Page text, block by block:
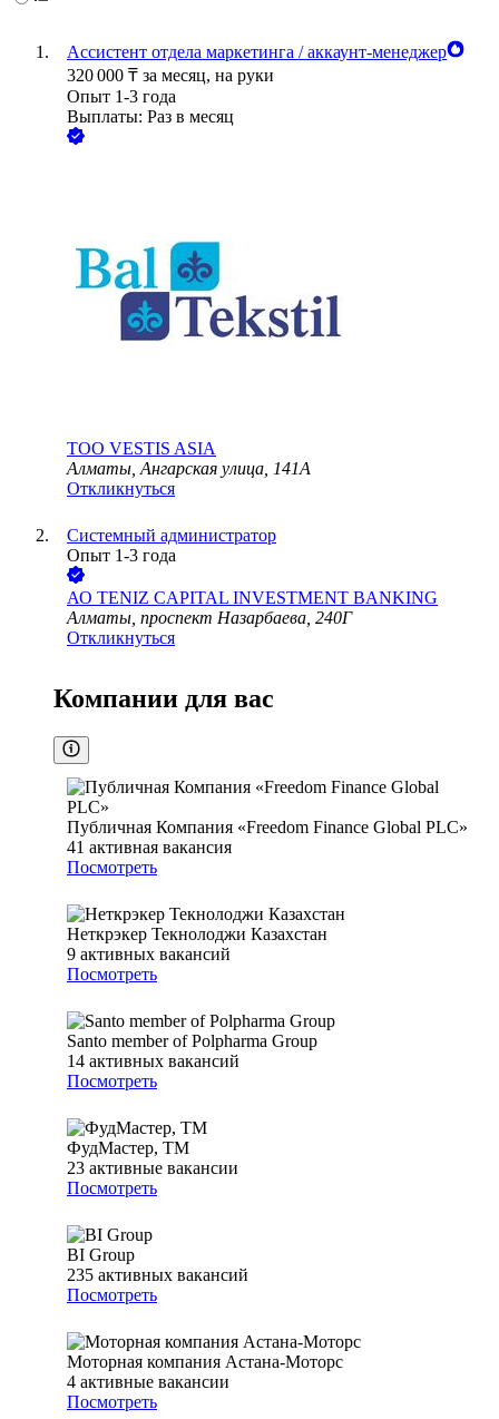
Ассистент отдела маркетинга / аккаунт-менеджер
320 000 ₸ за месяц, на руки
Опыт 1-3 года
Выплаты: Раз в месяц
ТОО VESTIS ASIA
Алматы, Ангарская улица, 141А
Откликнуться
Системный администратор
Опыт 1-3 года
АО TENIZ CAPITAL INVESTMENT BANKING
Алматы, проспект Назарбаева, 240Г
Откликнуться
Компании для вас
Публичная Компания «Freedom Finance Global PLC»
41 активная вакансия
Посмотреть
Неткрэкер Текнолоджи Казахстан
9 активных вакансий
Посмотреть
Santo member of Polpharma Group
14 активных вакансий
Посмотреть
ФудМастер, ТМ
23 активные вакансии
Посмотреть
BI Group
235 активных вакансий
Посмотреть
Моторная компания Астана-Моторс
4 активные вакансии
Посмотреть